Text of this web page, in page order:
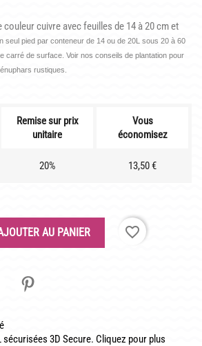
couleur cuivre avec feuilles de 14 à 20 cm et
seul pied par conteneur de 14 ou de 20L sous 20 à 60
carré de surface. Voir nos conseils de plantation pour
rustiques.
Remise sur prix
unitaire
Vous
économisez
20% 13,50 €
AU PANIER favorite_border
sécurisées 3D Secure. Cliquez pour plus